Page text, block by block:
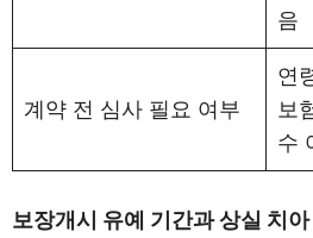
음
계약 전 심사 필요 여부
연
보
수
보장개시 유예 기간과 상실 치